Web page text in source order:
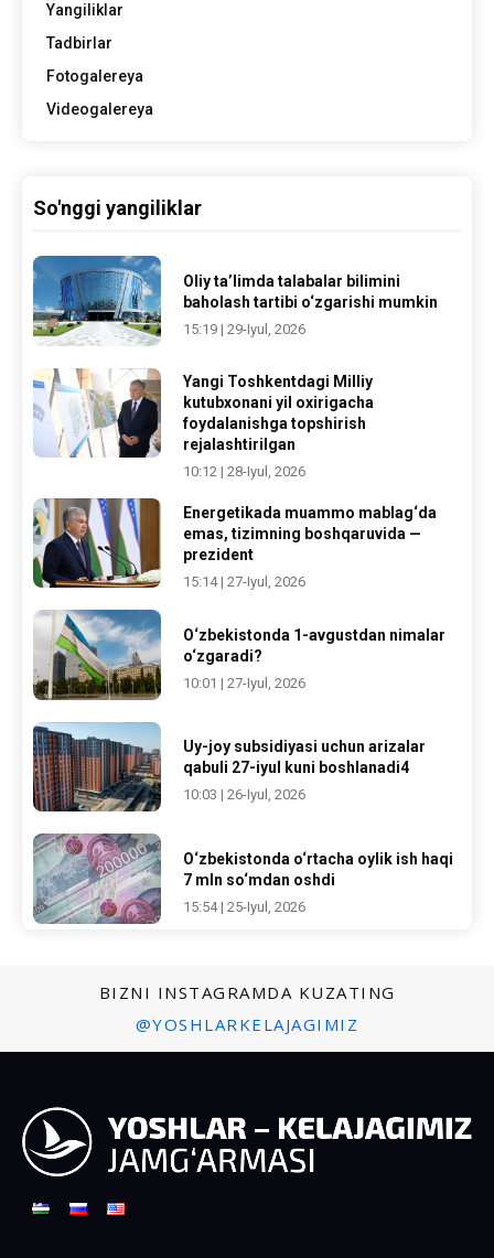
Yangiliklar
Tadbirlar
Fotogalereya
Videogalereya
So'nggi yangiliklar
Oliy ta’limda talabalar bilimini
baholash tartibi o‘zgarishi mumkin
15:19 | 29-Iyul, 2026
Yangi Toshkentdagi Milliy
kutubxonani yil oxirigacha
foydalanishga topshirish
rejalashtirilgan
10:12 | 28-Iyul, 2026
Energetikada muammo mablag‘da
emas, tizimning boshqaruvida —
prezident
15:14 | 27-Iyul, 2026
O‘zbekistonda 1-avgustdan nimalar
o‘zgaradi?
10:01 | 27-Iyul, 2026
Uy-joy subsidiyasi uchun arizalar
qabuli 27-iyul kuni boshlanadi4
10:03 | 26-Iyul, 2026
O‘zbekistonda o‘rtacha oylik ish haqi
7 mln so‘mdan oshdi
15:54 | 25-Iyul, 2026
BIZNI INSTAGRAMDA KUZATING
@YOSHLARKELAJAGIMIZ